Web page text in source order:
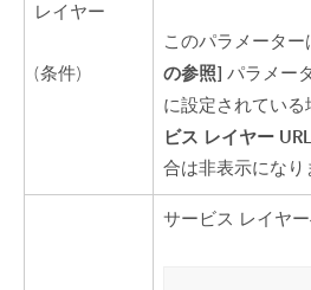
レイヤー
(条件)
このパラメーター
の参照] パラメー
に設定されている
ビス レイヤー
合は非表示になり
サービス レイヤー